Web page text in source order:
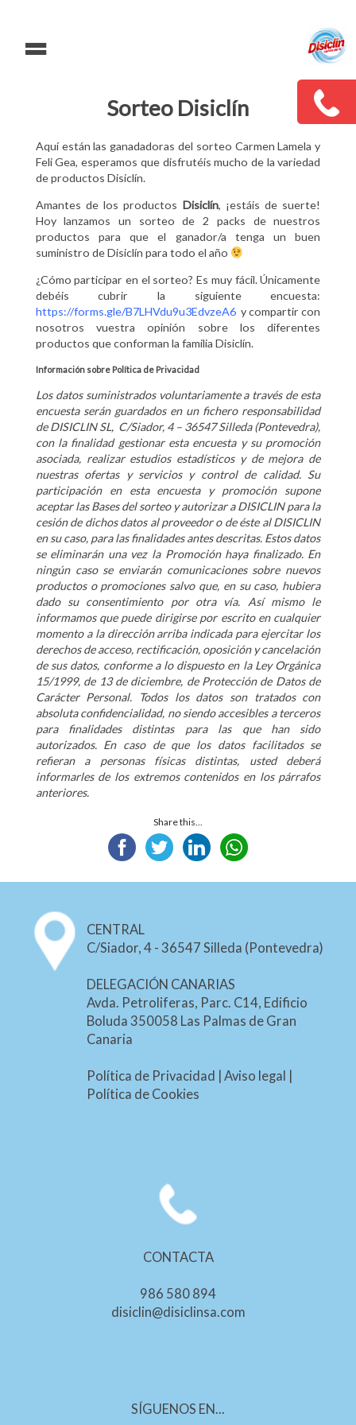
=
Sorteo Disiclín
Aquí están las ganadadoras del sorteo Carmen Lamela y
Feli Gea, esperamos que disfrutéis mucho de la variedad
de productos Disiclín.
Amantes de los productos Disiclín, ¡estáis de suerte!
Hoy lanzamos un sorteo de 2 packs de nuestros
productos para que el ganador/a tenga un buen
suministro de Disiclín para todo el año
¿Cómo participar en el sorteo? Es muy fácil. Únicamente
debéis cubrir la siguiente encuesta:
https://forms.gle/B7LHVdu9u3EdvzeA6 y compartir con
nosotros vuestra opinión sobre los diferentes
productos que conforman la familia Disiclín.
Información sobre Política de Privacidad
Los datos suministrados voluntariamente a través de esta
encuesta serán guardados en un fichero responsabilidad
de DISICLIN SL, C/Siador, 4 – 36547 Silleda (Pontevedra),
con la finalidad gestionar esta encuesta y su promoción
asociada, realizar estudios estadísticos y de mejora de
nuestras ofertas y servicios y control de calidad. Su
participación en esta encuesta y promoción supone
aceptar las Bases del sorteo y autorizar a DISICLIN para la
cesión de dichos datos al proveedor o de éste al DISICLIN
en su caso, para las finalidades antes descritas. Estos datos
se eliminarán una vez la Promoción haya finalizado. En
ningún caso se enviarán comunicaciones sobre nuevos
productos o promociones salvo que, en su caso, hubiera
dado su consentimiento por otra vía. Así mismo le
informamos que puede dirigirse por escrito en cualquier
momento a la dirección arriba indicada para ejercitar los
derechos de acceso, rectificación, oposición y cancelación
de sus datos, conforme a lo dispuesto en la Ley Orgánica
15/1999, de 13 de diciembre, de Protección de Datos de
Carácter Personal. Todos los datos son tratados con
absoluta confidencialidad, no siendo accesibles a terceros
para finalidades distintas para las que han sido
autorizados. En caso de que los datos facilitados se
refieran a personas físicas distintas, usted deberá
informarles de los extremos contenidos en los párrafos
anteriores.
Share this...
CENTRAL
C/Siador, 4 - 36547 Silleda (Pontevedra)
DELEGACIÓN CANARIAS
Avda. Petroliferas, Parc. C14, Edificio
Boluda 350058 Las Palmas de Gran
Canaria
Política de Privacidad |Aviso legal
Política de Cookies
CONTACTA
986 580 894
disiclin@disiclinsa.com
SÍGUENOS EN...